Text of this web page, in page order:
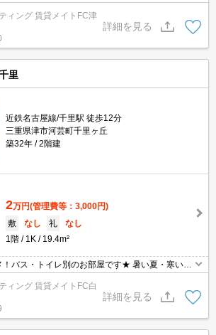
。お部屋から訪問者を確認できるのでセキュリテ
ない人やセールスに対応する必要もありませ
ィング 賃貸メイトFC津
詳細を見る
里
近鉄名古屋線/千里駅 徒歩12分
三重県津市河芸町千里ヶ丘
築32年
2階建
2万円(管理費等：3,000円)
敷
なし 礼
なし
1階
1K 19.4m²
バス・トイレ別のお部屋です★ 暑い夏・寒い冬
ン♪エアコン付き物件ならオールシーズン快適に過
ィング 賃貸メイトFC白
詳細を見る